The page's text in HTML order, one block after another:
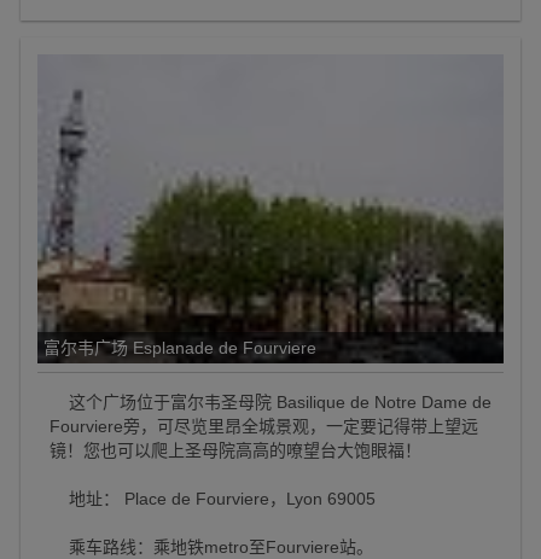
富尔韦广场 Esplanade de Fourviere
这个广场位于富尔韦圣母院 Basilique de Notre Dame de
Fourviere旁，可尽览里昂全城景观，一定要记得带上望远
镜！您也可以爬上圣母院高高的嘹望台大饱眼福！
地址： Place de Fourviere，Lyon 69005
乘车路线：乘地铁metro至Fourviere站。